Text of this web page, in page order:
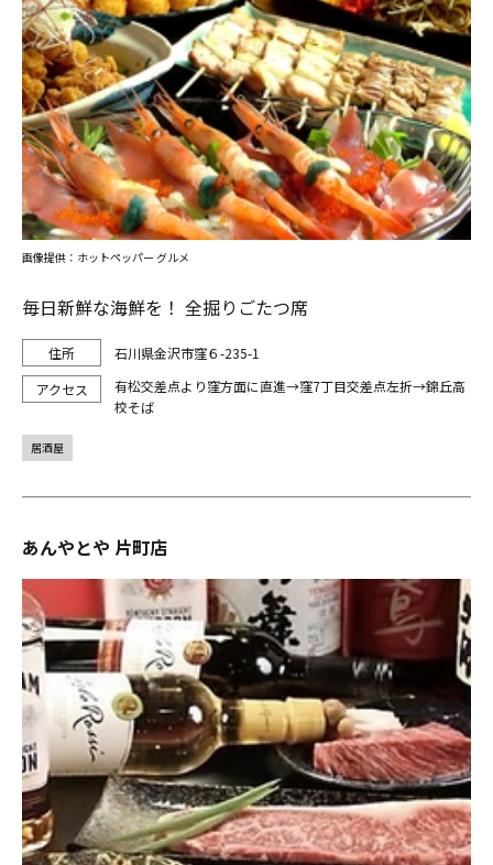
毎日新鮮な海鮮を！ 全掘りごたつ席
石川県金沢市窪６-235-1
有松交差点より窪方面に直進→窪7丁目交差点左折→錦丘高
校そば
画像提供：ホットペッパー グルメ
居酒屋
あんやとや 片町店